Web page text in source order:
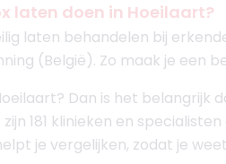
laten doen in Hoeilaart?
laten behandelen bij
(België). Zo maak je een
Dan is het
181 klinieken en
je vergelijken, zodat je